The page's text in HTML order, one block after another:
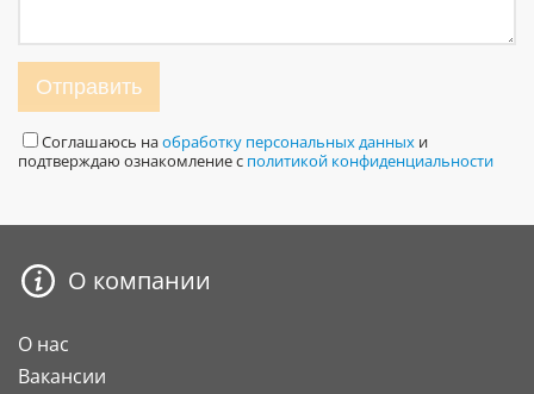
Отправить
Соглашаюсь наобработку персональных данных и
подтверждаю ознакомление с политикой конфиденциальности
О компании
О нас
Вакансии